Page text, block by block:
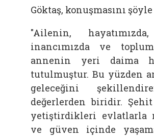
Göktaş, konuşmasını
"Ailenin,
inancımızda ve
annenin yeri daima
tutulmuştur. Bu yüzden
geleceğini
değerlerden biridir.
yetiştirdikleri
ve güven içinde